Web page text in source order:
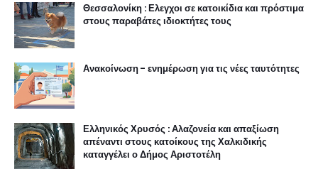
Θεσσαλονίκη : Ελεγχοι σε κατοικίδια και πρόστιμα
στους παραβάτες ιδιοκτήτες τους
Ανακοίνωση - ενημέρωση για τις νέες ταυτότητες
Ελληνικός Χρυσός : Αλαζονεία και απαξίωση
απέναντι στους κατοίκους της Χαλκιδικής
καταγγέλει ο Δήμος Αριστοτέλη